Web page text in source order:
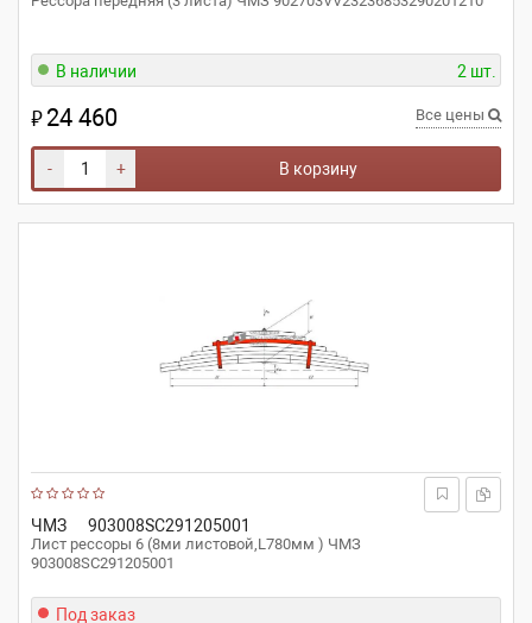
В наличии 2 шт.
₽24 460 Все цены
- + В корзину
ЧМЗ 903008SC291205001
Лист рессоры 6 (8ми листовой,L780мм ) ЧМЗ
903008SC291205001
Под заказ